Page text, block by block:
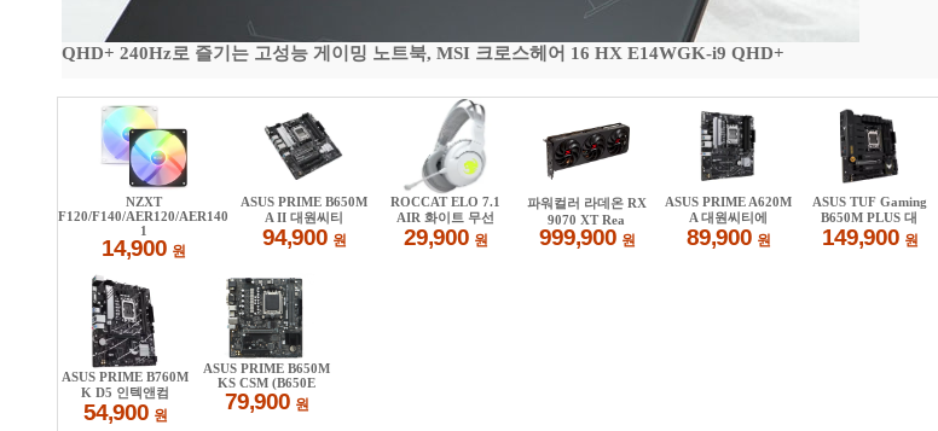
QHD+ 240Hz로 즐기는 고성능 게이밍 노트북, MSI 크로스헤어 16 HX E14WGK-i9 QHD+